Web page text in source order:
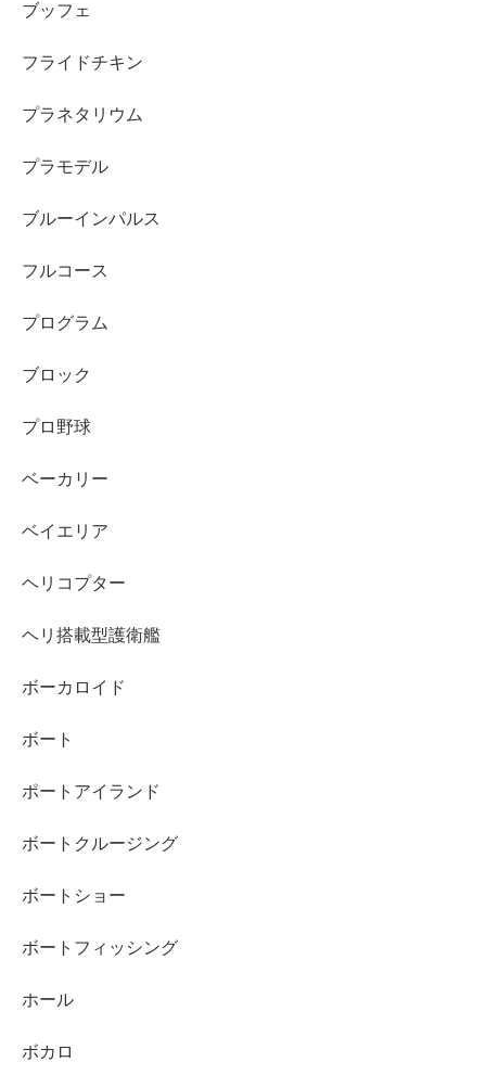
ブッフェ
フライドチキン
プラネタリウム
プラモデル
ブルーインパルス
フルコース
プログラム
ブロック
プロ野球
ベーカリー
ベイエリア
ヘリコプター
ヘリ搭載型護衛艦
ボーカロイド
ボート
ポートアイランド
ボートクルージング
ボートショー
ボートフィッシング
ホール
ボカロ